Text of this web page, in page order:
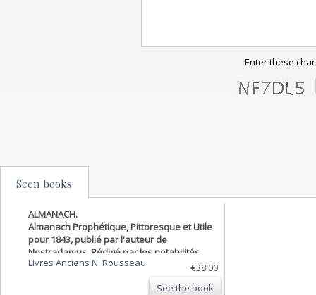
Enter these
Seen books
ALMANACH.
Almanach Prophétique, Pittoresque et Utile
pour 1843, publié par l'auteur de
Nostradamus. Rédigé par les notabilités
scientifiques et littéraires, et illustré par
MM. Gavarni, Daumier, Alophe, Maurisset,
Livres Anciens N. Rousseau
€38.00
See the book